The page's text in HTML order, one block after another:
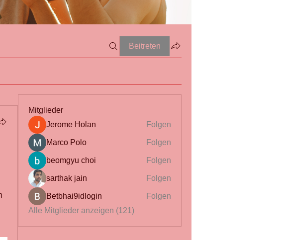
Beitreten
Mitglieder
Jerome Holan
Folgen
Marco Polo Folgen
beomgyu choi Folgen
sarthak jain Folgen
Betbhai9idlogin
Folgen
Alle Mitglieder anzeigen (121)